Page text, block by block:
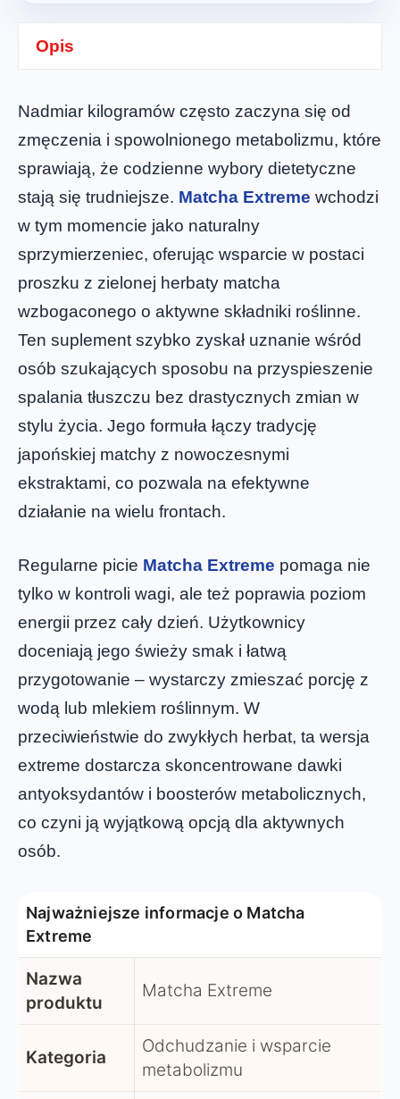
Opis
Nadmiar kilogramów często zaczyna się od
zmęczenia i spowolnionego metabolizmu, które
sprawiają, że codzienne wybory dietetyczne
stają się trudniejsze. Matcha Extreme wchodzi
w tym momencie jako naturalny
sprzymierzeniec, oferując wsparcie w postaci
proszku z zielonej herbaty matcha
wzbogaconego o aktywne składniki roślinne.
Ten suplement szybko zyskał uznanie wśród
osób szukających sposobu na przyspieszenie
spalania tłuszczu bez drastycznych zmian w
stylu życia. Jego formuła łączy tradycję
japońskiej matchy z nowoczesnymi
ekstraktami, co pozwala na efektywne
działanie na wielu frontach.
Regularne picie Matcha Extreme pomaga nie
tylko w kontroli wagi, ale też poprawia poziom
energii przez cały dzień. Użytkownicy
doceniają jego świeży smak i łatwą
przygotowanie – wystarczy zmieszać porcję z
wodą lub mlekiem roślinnym. W
przeciwieństwie do zwykłych herbat, ta wersja
extreme dostarcza skoncentrowane dawki
antyoksydantów i boosterów metabolicznych,
co czyni ją wyjątkową opcją dla aktywnych
osób.
Najważniejsze informacje o Matcha
Extreme
Nazwa
produktu
Matcha Extreme
Kategoria
Odchudzanie i wsparcie
metabolizmu